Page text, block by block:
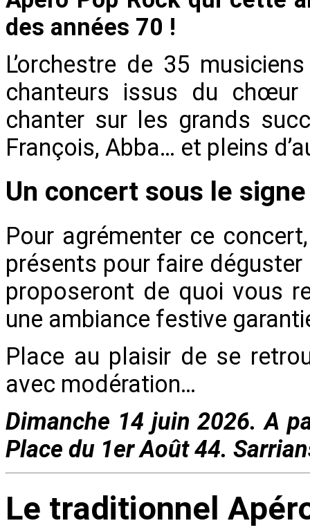
des années 70 !
L’orchestre de 35
chanteurs issus du chœur
chanter sur les grands
François, Abba… et pleins
Un concert sous le
Pour agrémenter ce
présents pour faire
proposeront de quoi vous
une ambiance festive
Place au plaisir de se
avec modération…
Dimanche 14 juin 2026. A
Place du 1er Août 44.
Le traditionnel